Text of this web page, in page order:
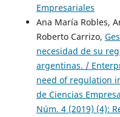
Empresariales
Ana María Robles,
Roberto Carrizo,
necesidad de su
argentinas. /
need of regulation
de Ciencias
Núm. 4 (2019) (4):